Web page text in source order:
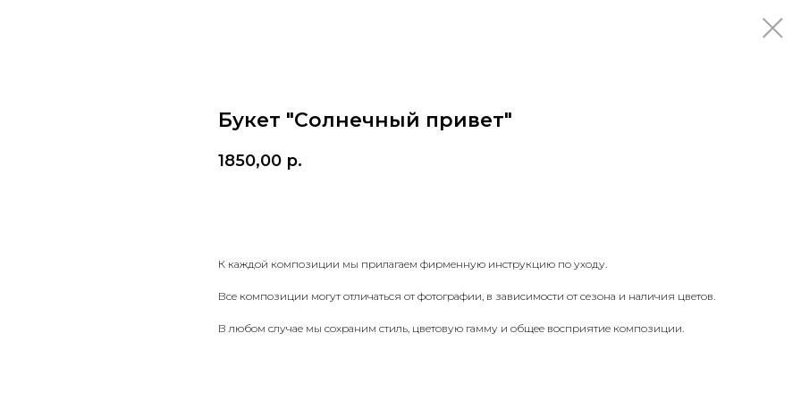
Букет "Солнечный привет"
1850,00 р.
К каждой композиции мы прилагаем фирменную инструкцию по уходу.
Все композиции могут отличаться от фотографии, в зависимости от сезона и наличия цветов.
В любом случае мы сохраним стиль, цветовую гамму и общее восприятие композиции.